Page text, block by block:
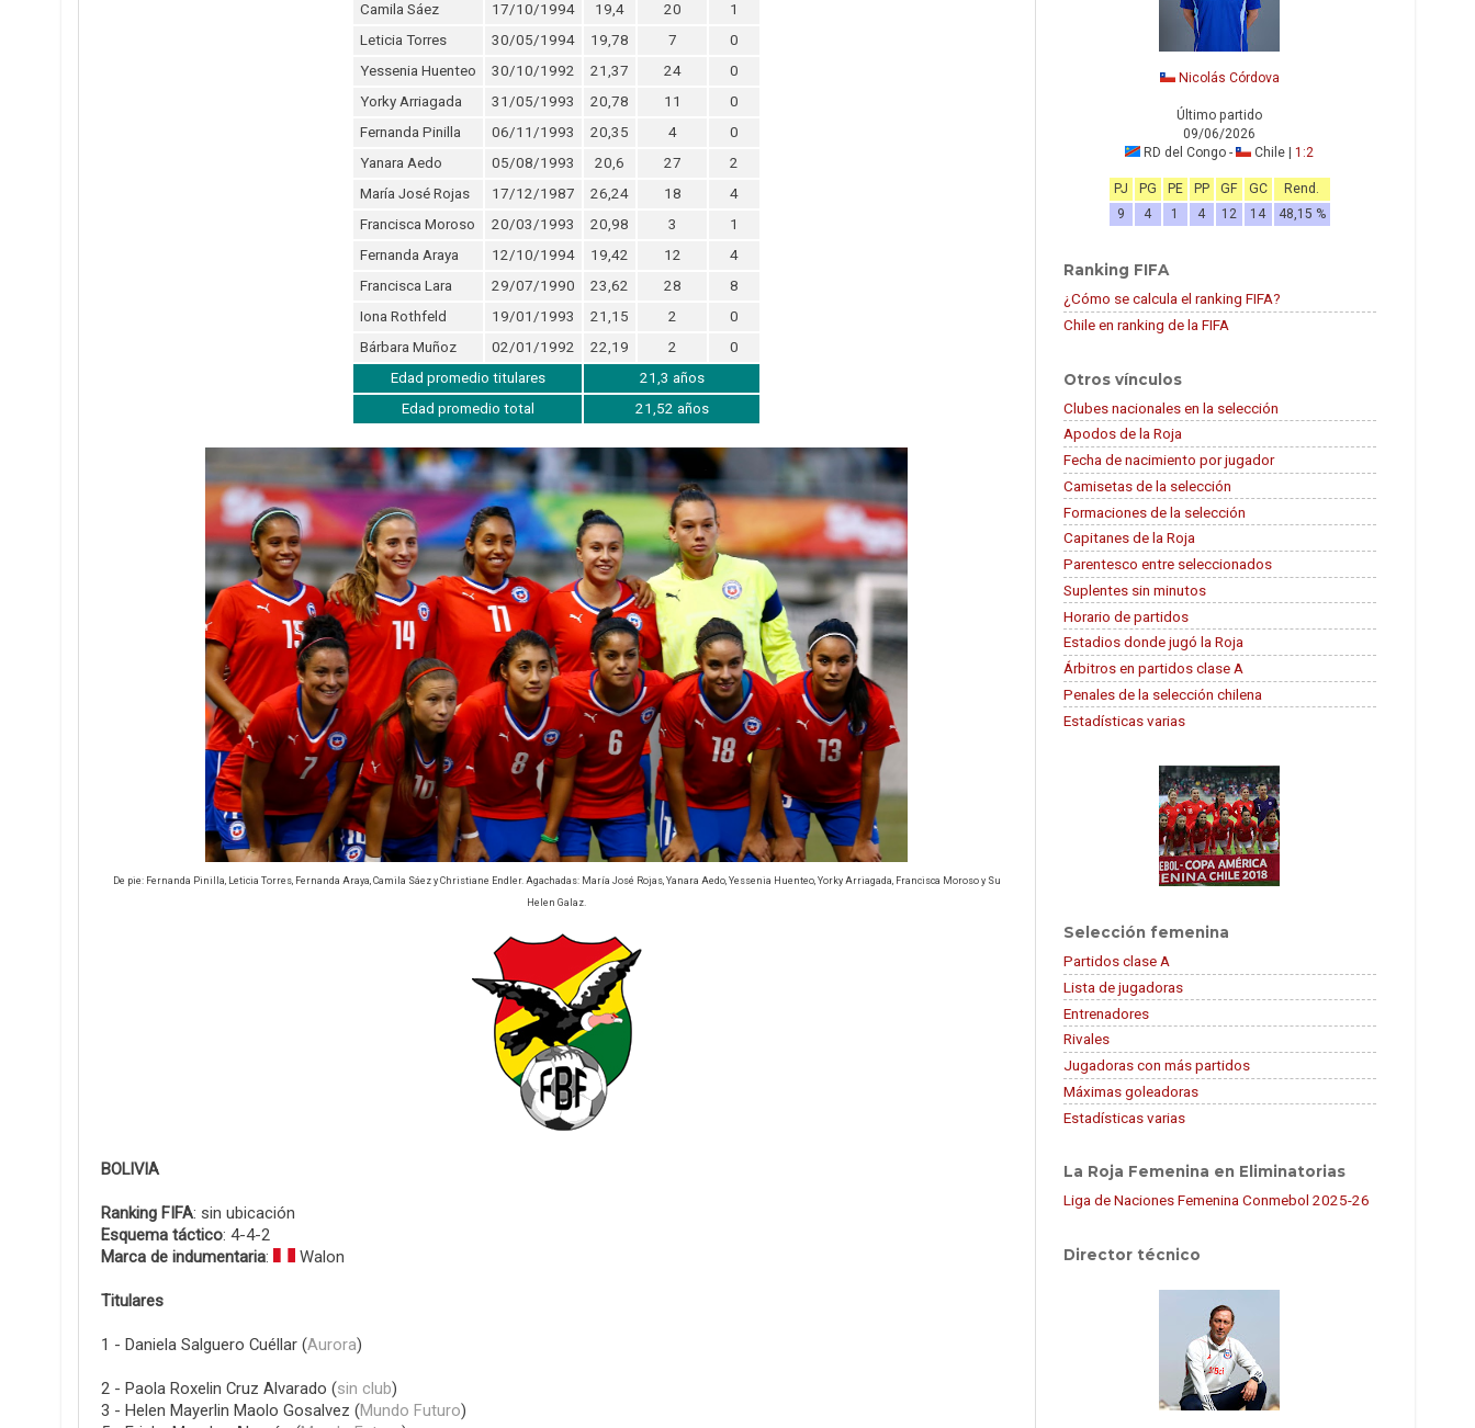
Camila Sáez
17/10/1994 19,4 20
1
Leticia Torres
30/05/1994 19,78 7
0
Yessenia Huenteo
30/10/1992 21,37 24
0
Yorky Arriagada
31/05/1993 20,78 11
0
Fernanda Pinilla
06/11/1993 20,35 4
0
Yanara Aedo
05/08/1993 20,6 27
2
María José Rojas
17/12/1987 26,24 18
4
Francisca Moroso
20/03/1993 20,98 3
1
Fernanda Araya
12/10/1994 19,42 12
4
Francisca Lara
29/07/1990 23,62 28
8
Iona Rothfeld
19/01/1993 21,15 2
0
Bárbara Muñoz
02/01/1992 22,19 2
0
Edad promedio titulares
21,3 años
Edad promedio total
21,52 años
De pie: Fernanda Pinilla, Leticia Torres, Fernanda Araya, Camila Sáez y Christiane Endler. Agachadas: María José Rojas, Yanara Aedo, Yessenia Huenteo, Yorky Arriagada, Francisca Moroso y Su
Helen Galaz.
BOLIVIA
Ranking FIFA: sin ubicación
Esquema táctico: 4-4-2
Marca de indumentaria: Walon
Titulares
1 - Daniela Salguero Cuéllar (Aurora)
2 - Paola Roxelin Cruz Alvarado (sin club)
3 - Helen Mayerlin Maolo Gosalvez (Mundo Futuro)
Nicolás Córdova
Último partido
09/06/2026
RD del Congo -
Chile | 1:2
PJ PG PE PP GF GC
Rend.
9
4 1 4 12 14 48,15 %
Ranking FIFA
¿Cómo se calcula el ranking FIFA?
Chile en ranking de la FIFA
Otros vínculos
Clubes nacionales en la selección
Apodos de la Roja
Fecha de nacimiento por jugador
Camisetas de la selección
Formaciones de la selección
Capitanes de la Roja
Parentesco entre seleccionados
Suplentes sin minutos
Horario de partidos
Estadios donde jugó la Roja
Árbitros en partidos clase A
Penales de la selección chilena
Estadísticas varias
Selección femenina
Partidos clase A
Lista de jugadoras
Entrenadores
Rivales
Jugadoras con más partidos
Máximas goleadoras
Estadísticas varias
La Roja Femenina en Eliminatorias
Liga de Naciones Femenina Conmebol 2025-26
Director técnico